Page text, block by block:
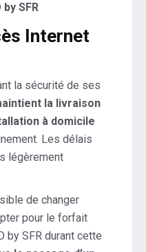
by SFR
Internet
la sécurité de ses
la livraison
à domicile
Les délais
légèrement
de changer
pour le forfait
by SFR durant cette